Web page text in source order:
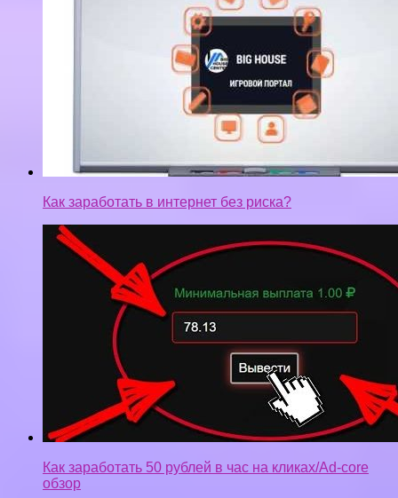
Как заработать в интернет без риска?
Как заработать 50 рублей в час на кликах/Ad-core
обзор